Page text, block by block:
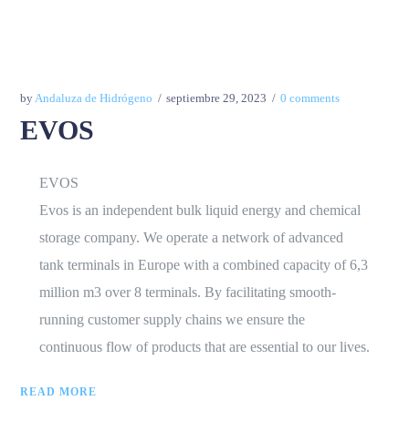
byAndaluza de Hidrógeno septiembre 29, 2023 0 comments
EVOS
EVOS
Evos is an independent bulk liquid energy and chemical
storage company. We operate a network of advanced
tank terminals in Europe with a combined capacity of 6,3
million m3 over 8 terminals. By facilitating smooth-
running customer supply chains we ensure the
continuous flow of products that are essential to our lives.
READ MORE